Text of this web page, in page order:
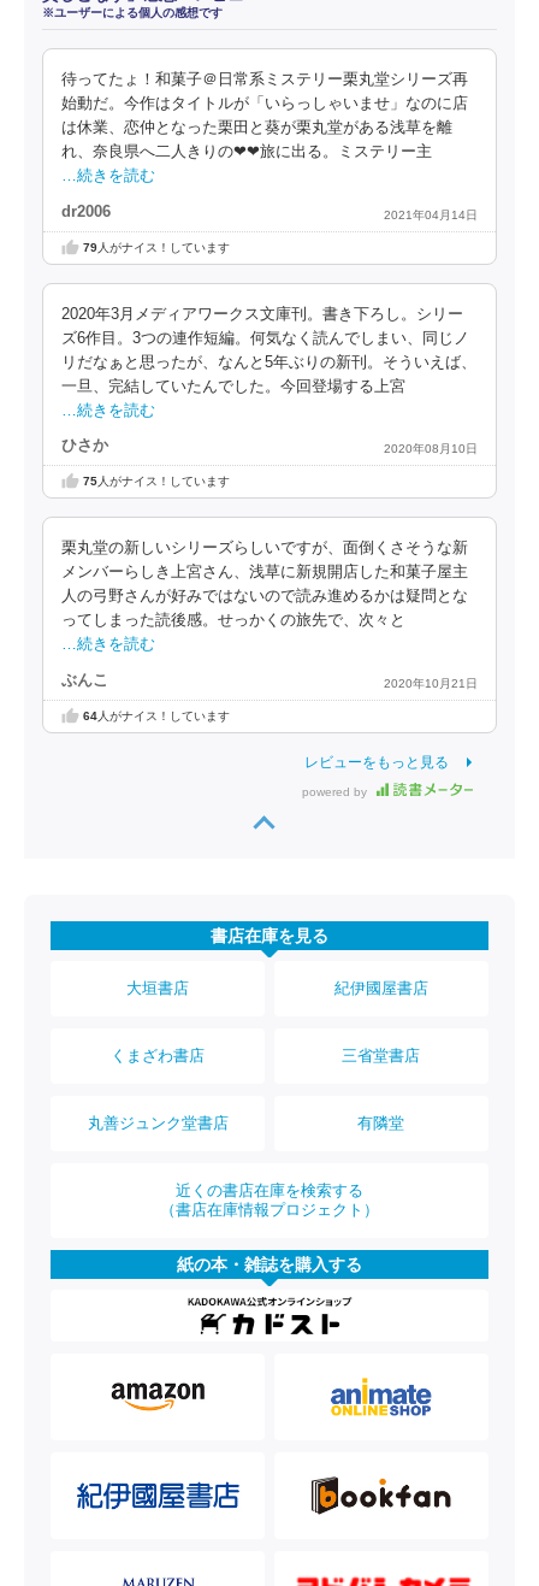
※ユーザーによる個人の感想です
待ってたょ！和菓子＠日常系ミステリー栗丸堂シリーズ再
始動だ。今作はタイトルが「いらっしゃいませ」なのに店
は休業、恋仲となった栗田と葵が栗丸堂がある浅草を離
れ、奈良県へ二人きりの❤❤旅に出る。ミステリー主
…続きを読む
dr2006 2021年04月14日
79人がナイス！しています
2020年3月メディアワークス文庫刊。書き下ろし。シリー
ズ6作目。3つの連作短編。何気なく読んでしまい、同じノ
リだなぁと思ったが、なんと5年ぶりの新刊。そういえば、
一旦、完結していたんでした。今回登場する上宮
…続きを読む
ひさか 2020年08月10日
75人がナイス！しています
栗丸堂の新しいシリーズらしいですが、面倒くさそうな新
メンバーらしき上宮さん、浅草に新規開店した和菓子屋主
人の弓野さんが好みではないので読み進めるかは疑問とな
ってしまった読後感。せっかくの旅先で、次々と
…続きを読む
ぶんこ 2020年10月21日
64人がナイス！しています
レビューをもっと見る
powered by
書店在庫を見る
大垣書店 紀伊國屋書店
くまざわ書店 三省堂書店
丸善ジュンク堂書店 有隣堂
近くの書店在庫を検索する
（書店在庫情報プロジェクト）
紙の本・雑誌を購入する